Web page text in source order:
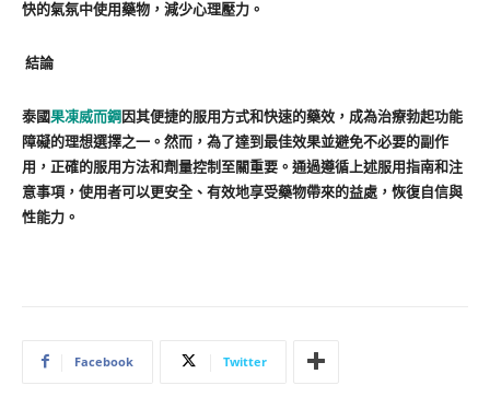
快的氣氛中使用藥物，減少心理壓力。
結論
泰國果凍威而鋼 因其便捷的服用方式和快速的藥效，成為治療勃起功能
障礙的理想選擇之一。然而，為了達到最佳效果並避免不必要的副作
用，正確的服用方法和劑量控制至關重要。通過遵循上述服用指南和注
意事項，使用者可以更安全、有效地享受藥物帶來的益處，恢復自信與
性能力。
Facebook Twitter